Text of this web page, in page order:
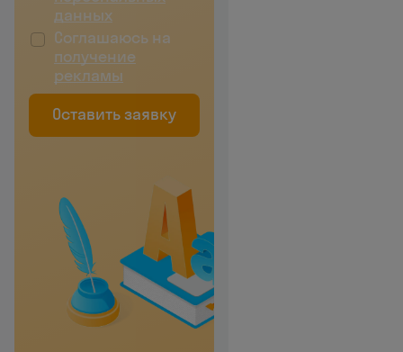
данных
Соглашаюсь на
получение
рекламы
Оставить заявку